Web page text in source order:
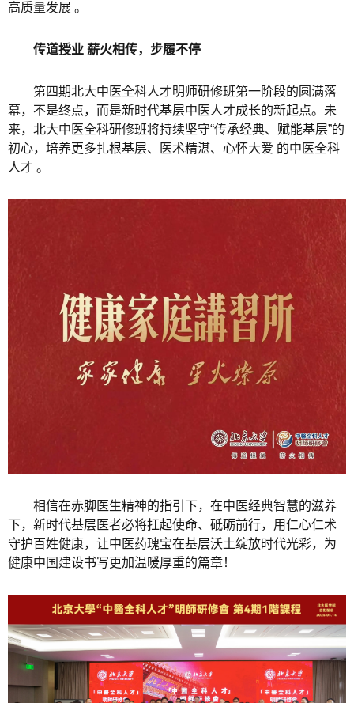
高质量发展 。
传道授业 薪火相传，步履不停
第四期北大中医全科人才明师研修班第一阶段的圆满落
幕，不是终点，而是新时代基层中医人才成长的新起点。未
来，北大中医全科研修班将持续坚守“传承经典、赋能基层”的
初心，培养更多扎根基层、医术精湛、心怀大爱 的中医全科
人才 。
相信在赤脚医生精神的指引下，在中医经典智慧的滋养
下，新时代基层医者必将扛起使命、砥砺前行，用仁心仁术
守护百姓健康，让中医药瑰宝在基层沃土绽放时代光彩，为
健康中国建设书写更加温暖厚重的篇章！